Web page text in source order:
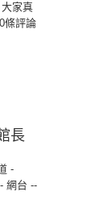
家真
0條評論
長
-
網台 --